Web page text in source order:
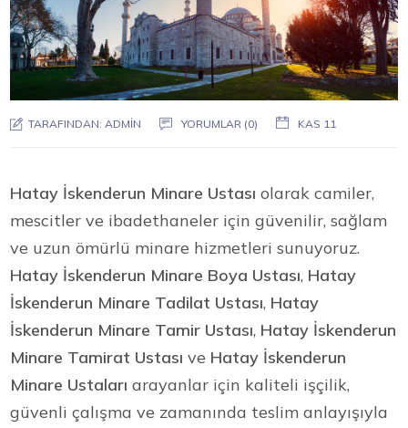
TARAFINDAN:ADMIN YORUMLAR (0) KAS 11
Hatay İskenderun Minare Ustası olarak camiler,
mescitler ve ibadethaneler için güvenilir, sağlam
ve uzun ömürlü minare hizmetleri sunuyoruz.
Hatay İskenderun Minare Boya Ustası, Hatay
İskenderun Minare Tadilat Ustası, Hatay
İskenderun Minare Tamir Ustası, Hatay İskenderun
Minare Tamirat Ustası ve Hatay İskenderun
Minare Ustaları arayanlar için kaliteli işçilik,
güvenli çalışma ve zamanında teslim anlayışıyla